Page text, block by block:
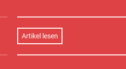
Artikel lesen